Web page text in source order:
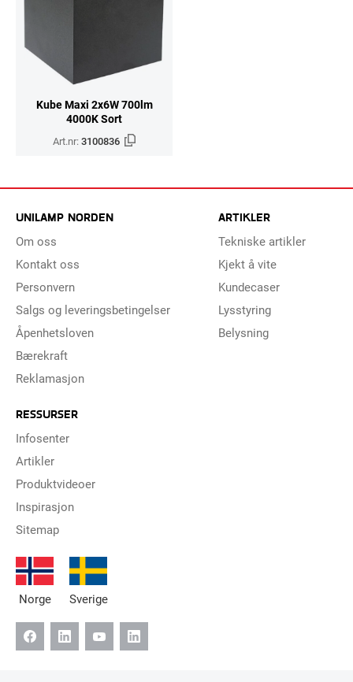
Kube Maxi 2x6W 700lm
4000K Sort
Art.nr:3100836
UNILAMP NORDEN
Om oss
Kontakt oss
Personvern
Salgs og leveringsbetingelser
Åpenhetsloven
Bærekraft
Reklamasjon
ARTIKLER
Tekniske artikler
Kjekt å vite
Kundecaser
Lysstyring
Belysning
RESSURSER
Infosenter
Artikler
Produktvideoer
Inspirasjon
Sitemap
Norge Sverige